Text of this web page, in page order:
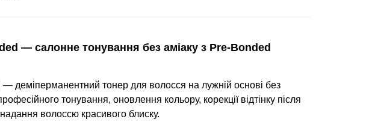
— салонне тонування без аміаку з Pre-Bonded
— деміперманентний тонер для волосся на лужній основі без
тонування, оновлення кольору, корекції відтінку після
волоссю красивого блиску.